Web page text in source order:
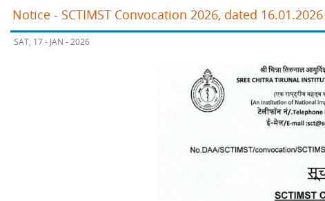
Notice - SCTIMST Convocation 2026, dated 16.01.2026
SAT, 17 - JAN - 2026